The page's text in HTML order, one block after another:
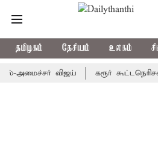
தமிழகம் தேசியம் உலகம்
விஜய் கரூர் கூட்டநெரிசல்: